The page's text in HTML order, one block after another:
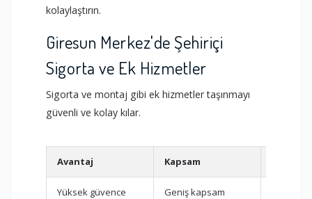
kolaylaştırın.
Giresun Merkez'de Şehiriçi
Sigorta ve Ek Hizmetler
Sigorta ve montaj gibi ek hizmetler taşınmayı
güvenli ve kolay kılar.
Avantaj Kapsam
Yüksek güvence Geniş kapsam